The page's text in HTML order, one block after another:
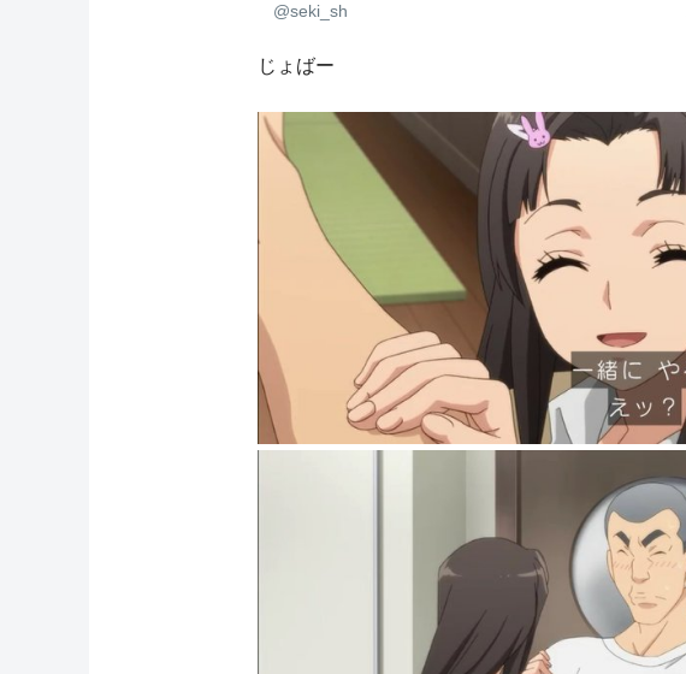
@seki_sh
じょばー